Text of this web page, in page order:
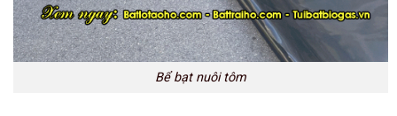
Bể bạt nuôi tôm